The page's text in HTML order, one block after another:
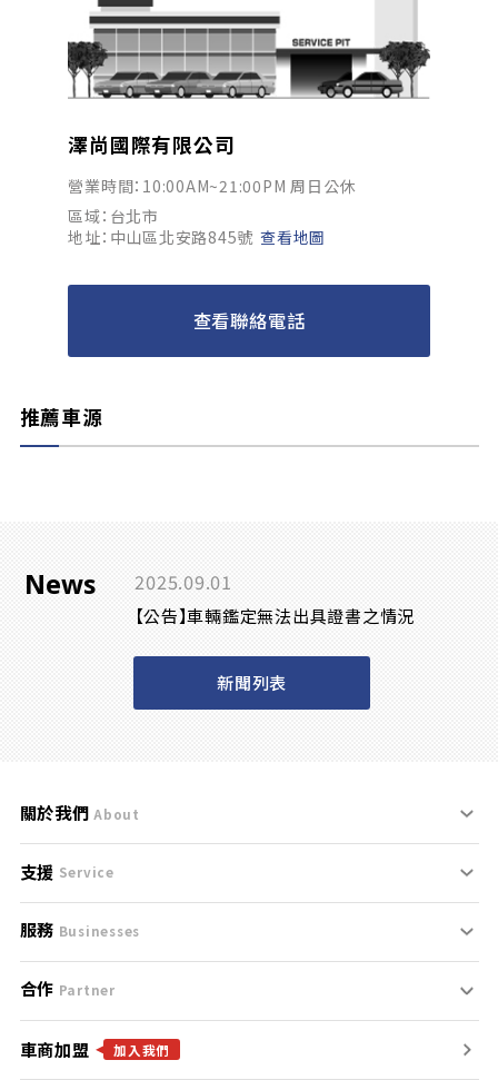
澤尚國際有限公司
營業時間：10:00AM~21:00PM 周日公休
區域：台北市
地址：中山區北安路845號 查看地圖
查看聯絡電話
推薦車源
News 2025.09.01
【公告】車輛鑑定無法出具證書之情況
新聞列表
關於我們 About
刊登規範
服務條款
免責聲明
隱私權政策
支援 Service
支援中心
聯絡我們
服務 Businesses
什麼是Goo鑑定？
找好車
合作 Partner
合作夥伴
車商加盟 加入我們